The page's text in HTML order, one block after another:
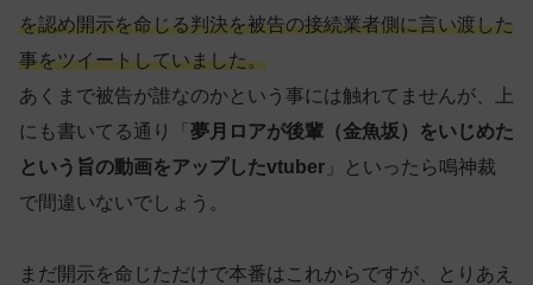
を認め開示を命じる判決を被告の接続業者側に言い渡した
事をツイートしていました。
あくまで被告が誰なのかという事には触れてませんが、上
にも書いてる通り「 夢月ロアが後輩（金魚坂）をいじめた
という旨の動画をアップしたvtuber 」といったら鳴神裁
で間違いないでしょう。
まだ開示を命じただけで本番はこれからですが、とりあえ